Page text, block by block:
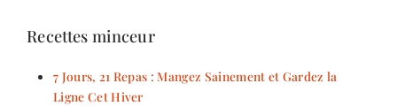
Recettes minceur
7 Jours, 21 Repas : Mangez Sainement et Gardez la
Ligne Cet Hiver